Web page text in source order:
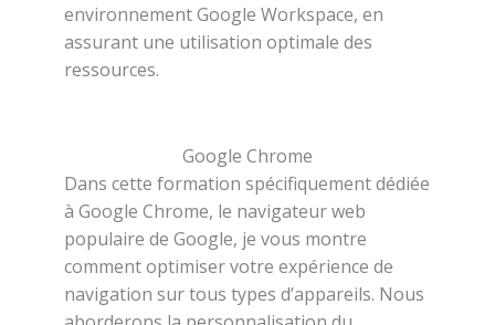
environnement Google Workspace, en
assurant une utilisation optimale des
ressources.
Google Chrome
Dans cette formation spécifiquement dédiée
à Google Chrome, le navigateur web
populaire de Google, je vous montre
comment optimiser votre expérience de
navigation sur tous types d’appareils. Nous